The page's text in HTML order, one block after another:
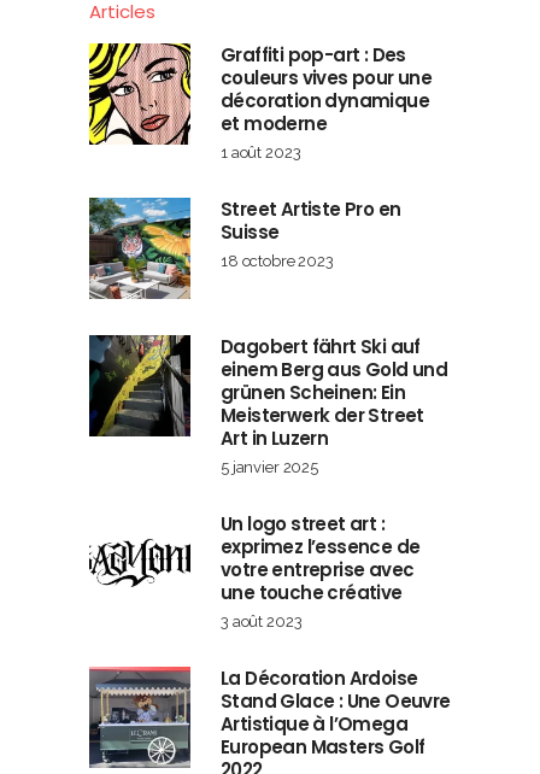
Articles
Graffiti pop-art : Des
couleurs vives pour une
décoration dynamique
et moderne
1 août 2023
Street Artiste Pro en
Suisse
18 octobre 2023
Dagobert fährt Ski auf
einem Berg aus Gold und
grünen Scheinen: Ein
Meisterwerk der Street
Art in Luzern
5 janvier 2025
Un logo street art :
exprimez l’essence de
votre entreprise avec
une touche créative
3 août 2023
La Décoration Ardoise
Stand Glace : Une Oeuvre
Artistique à l’Omega
European Masters Golf